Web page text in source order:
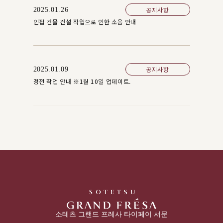
2025.01.26
공지사항
인접 건물 건설 작업으로 인한 소음 안내
2025.01.09
공지사항
정전 작업 안내 ※1월 10일 업데이트.
소테츠 그랜드 프레사 타이페이 서문